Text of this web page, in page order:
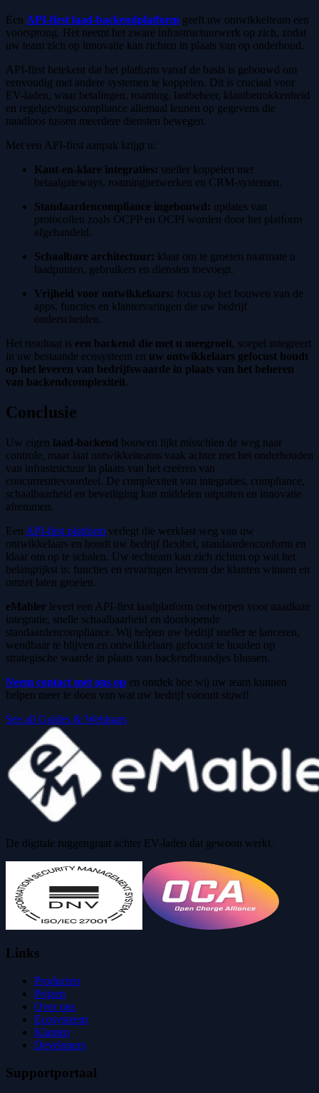
Een API-first laad-backendplatform geeft uw ontwikkelteam een
voorsprong. Het neemt het zware infrastructuurwerk op zich, zodat
uw team zich op innovatie kan richten in plaats van op onderhoud.
API-first betekent dat het platform vanaf de basis is gebouwd om
eenvoudig met andere systemen te koppelen. Dit is cruciaal voor
EV-laden, waar betalingen, roaming, lastbeheer, klantbetrokkenheid
en regelgevingscompliance allemaal leunen op gegevens die
naadloos tussen meerdere diensten bewegen.
Met een API-first aanpak krijgt u:
Kant-en-klare integraties: sneller koppelen met
betaalgateways, roamingnetwerken en CRM-systemen.
Standaardencompliance ingebouwd: updates van
protocollen zoals OCPP en OCPI worden door het platform
afgehandeld.
Schaalbare architectuur: klaar om te groeien naarmate u
laadpunten, gebruikers en diensten toevoegt.
Vrijheid voor ontwikkelaars: focus op het bouwen van de
apps, functies en klantervaringen die uw bedrijf
onderscheiden.
Het resultaat is een backend die met u meegroeit, soepel integreert
in uw bestaande ecosysteem en uw ontwikkelaars gefocust houdt
op het leveren van bedrijfswaarde in plaats van het beheren
van backendcomplexiteit.
Conclusie
Uw eigen laad-backend bouwen lijkt misschien de weg naar
controle, maar laat ontwikkelteams vaak achter met het onderhouden
van infrastructuur in plaats van het creëren van
concurrentievoordeel. De complexiteit van integraties, compliance,
schaalbaarheid en beveiliging kan middelen uitputten en innovatie
afremmen.
Een API-first platform verlegt die werklast weg van uw
ontwikkelaars en houdt uw bedrijf flexibel, standaardenconform en
klaar om op te schalen. Uw techteam kan zich richten op wat het
belangrijkst is: functies en ervaringen leveren die klanten winnen en
omzet laten groeien.
eMabler levert een API-first laadplatform ontworpen voor naadloze
integratie, snelle schaalbaarheid en doorlopende
standaardencompliance. Wij helpen uw bedrijf sneller te lanceren,
wendbaar te blijven en ontwikkelaars gefocust te houden op
strategische waarde in plaats van backendbrandjes blussen.
Neem contact met ons op en ontdek hoe wij uw team kunnen
helpen meer te doen van wat uw bedrijf vooruit stuwt!
See all Guides & Webinars
De digitale ruggengraat achter EV-laden dat gewoon werkt.
Links
Producten
Prijzen
Over ons
Ecosysteem
Klanten
Developers
Supportportaal